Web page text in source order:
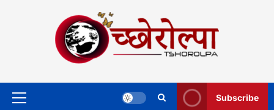
Primary
Subscribe